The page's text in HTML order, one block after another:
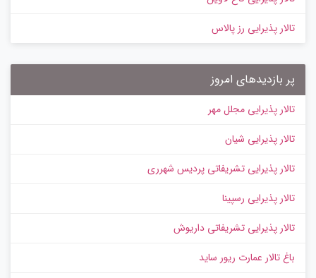
تالار پذیرایی رز پالاس
پر بازدیدهای امروز
تالار پذیرایی مجلل مهر
تالار پذیرایی شیان
تالار پذیرایی تشریفاتی پردیس شهرری
تالار پذیرایی رسپینا
تالار پذیرایی تشریفاتی داریوش
باغ تالار عمارت ریور ساید